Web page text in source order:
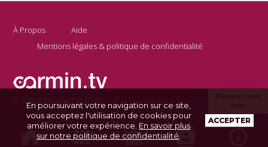
À Propos
Aide
Mentions légales & politique de confidentialité
Copyright Carmin.tv 2026
En poursuivant votre navigation sur ce site,
vous acceptez l'utilisation de cookies pour
améliorer votre expérience. En savoir plus
sur notre politique de confidentialité
ACCEPTER